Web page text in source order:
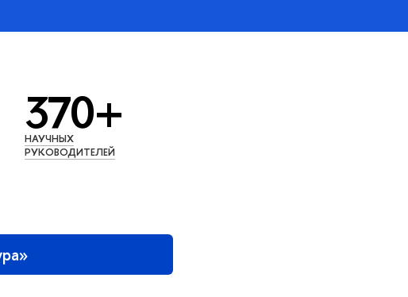
370+
НАУЧНЫХ
РУКОВОДИТЕЛЕЙ